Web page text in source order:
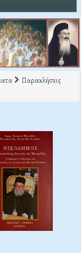
Παρακλήσεις